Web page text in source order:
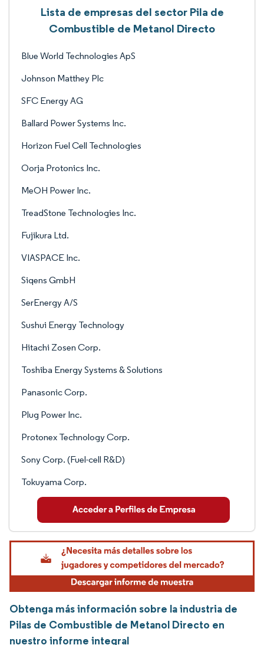
Lista de empresas del sector Pila de
Combustible de Metanol Directo
Blue World Technologies ApS
Johnson Matthey Plc
SFC Energy AG
Ballard Power Systems Inc.
Horizon Fuel Cell Technologies
Oorja Protonics Inc.
MeOH Power Inc.
TreadStone Technologies Inc.
Fujikura Ltd.
VIASPACE Inc.
Siqens GmbH
SerEnergy A/S
Sushui Energy Technology
Hitachi Zosen Corp.
Toshiba Energy Systems & Solutions
Panasonic Corp.
Plug Power Inc.
Protonex Technology Corp.
Sony Corp. (Fuel-cell R&D)
Tokuyama Corp.
Obtenga más información sobre la industria de
Pilas de Combustible de Metanol Directo en
nuestro informe integral